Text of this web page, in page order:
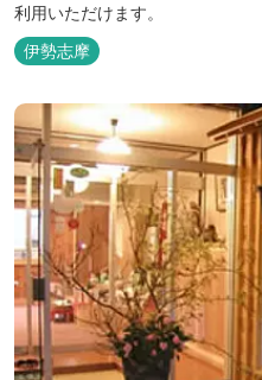
利用いただけます。
伊勢志摩